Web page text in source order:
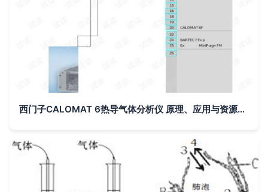
西门子CALOMAT 6热导气体分析仪 原理、应用与资源获取